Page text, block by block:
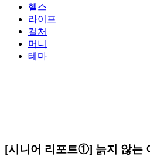
헬스
라이프
컬처
머니
테마
[시니어 리포트①] 늙지 않는